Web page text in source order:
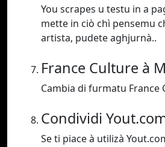
You scrapes u testu in a
mette in ciò chì pensemu
artista, pudete aghjurnà..
France Culture à
Cambia di furmatu France
Condividi
Se ti piace à utilizà